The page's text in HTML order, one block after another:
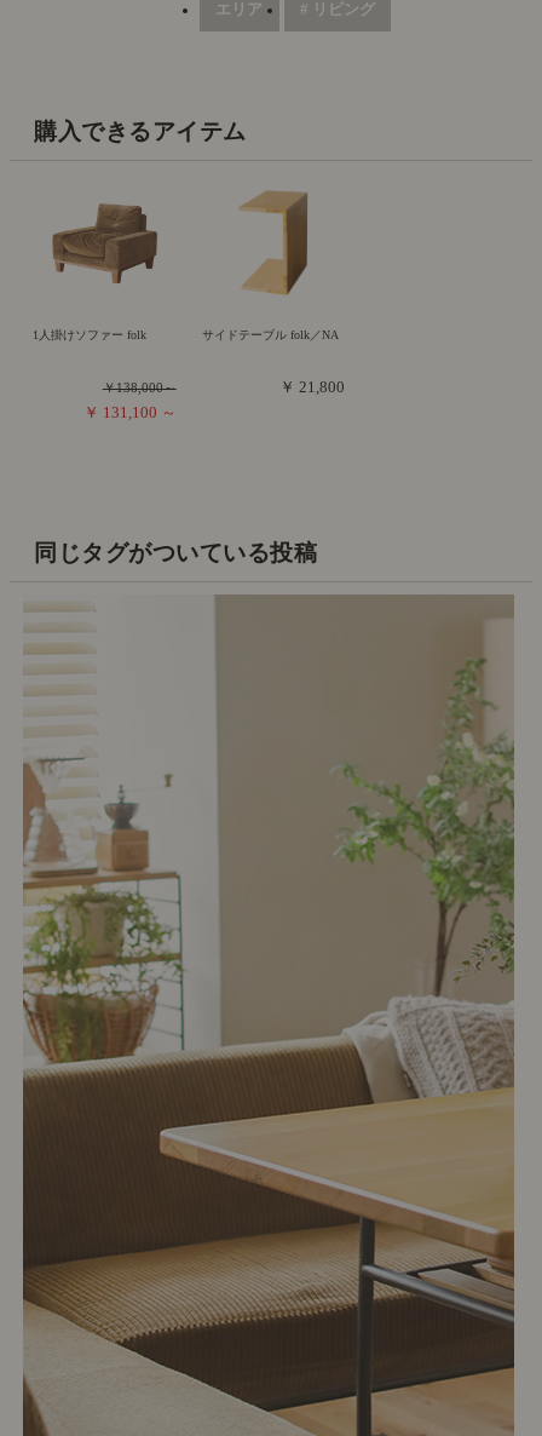
エリア # リビング
購入できるアイテム
1人掛けソファー folk
￥138,000～
￥ 131,100 ～
サイドテーブル folk／NA
￥ 21,800
同じタグがついている投稿